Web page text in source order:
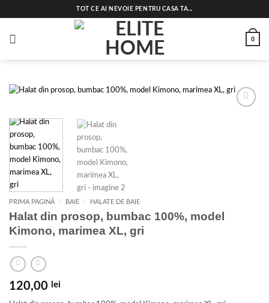
to
TOT CE AI NEVOIE PENTRU CASA TA...
0
PRIMA PAGINĂ / BAIE / HALATE DE BAIE
Halat din prosop, bumbac 100%, model
Kimono, marimea XL, gri
120,00 lei